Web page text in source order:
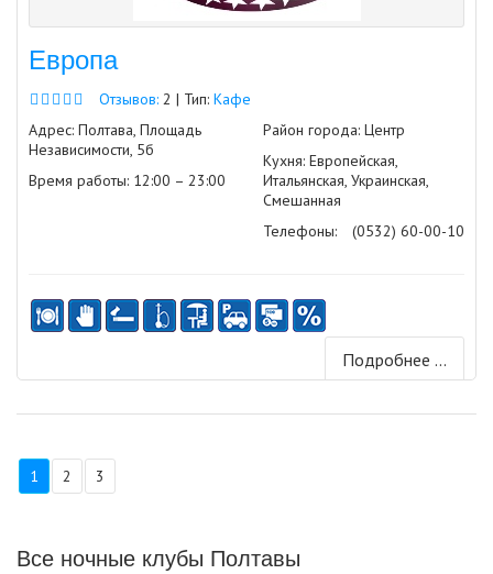
Европа
Отзывов: 2 | Тип: Кафе
Адрес: Полтава, Площадь
Независимости, 5б
Время работы: 12:00 – 23:00
Район города: Центр
Кухня: Европейская,
Итальянская, Украинская,
Смешанная
Телефоны:
(0532) 60-00-10
Подробнее ...
1 2 3
Все ночные клубы Полтавы